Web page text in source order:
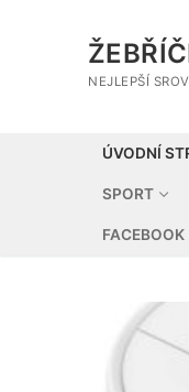
NEJLEPŠÍ
ÚVODNÍ
SPORT
FACEBOOK